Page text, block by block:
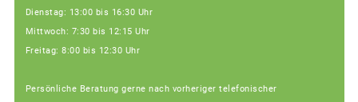
Dienstag: 13:00 bis 16:30 Uhr
Mittwoch: 7:30 bis 12:15 Uhr
Freitag: 8:00 bis 12:30 Uhr
Persönliche Beratung gerne nach vorheriger telefonischer